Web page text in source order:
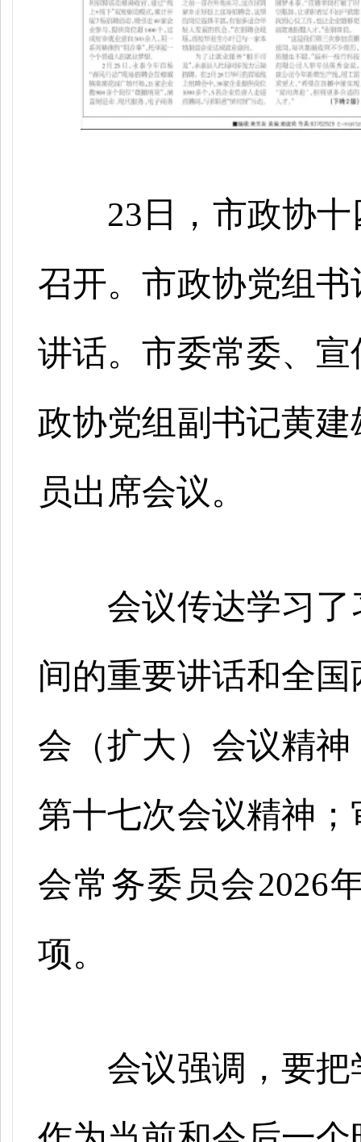
23日，市政协
召开。市政协党组
讲话。市委常委、
政协党组副书记黄
员出席会议。
会议传达学习
间的重要讲话和全
会（扩大）会议精
第十七次会议精神
会常务委员会2026
项。
会议强调，要